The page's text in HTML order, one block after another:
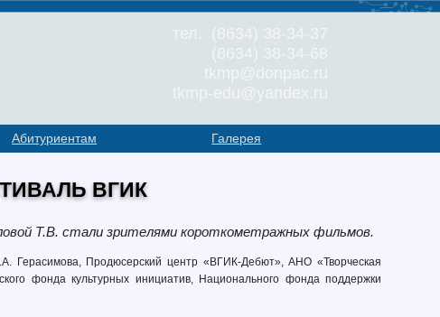
тел. (8634) 38-34-37
(8634) 38-34-68
tkmp@donpac.ru
tkmp-edu@yandex.ru
Абитуриентам Галерея
ВГИК
Т.В. стали зрителями короткометражных фильмов.
Герасимова, Продюсерский центр «ВГИК-Дебют», АНО «Творческая
фонда культурных инициатив, Национального фонда поддержки